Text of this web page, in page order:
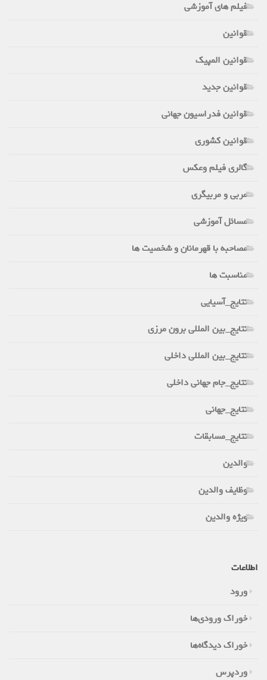
فیلم های آموزشی
قوانین
قوانین المپیک
قوانین جدید
قوانین فدراسیون جهانی
قوانین کشوری
گالری فیلم وعکس
مربی و مربیگری
مسائل آموزشی
مصاحبه با قهرمانان و شخصیت ها
مناسبت ها
نتایج_آسیایی
نتایج_بین المللی برون مرزی
نتایج_بین المللی داخلی
نتایج_جام جهانی داخلی
نتایج_جهانی
نتایج_مسابقات
والدین
وظایف والدین
ویژه والدین
اطلاعات
ورود
خوراک ورودی‌ها
خوراک دیدگاه‌ها
وردپرس